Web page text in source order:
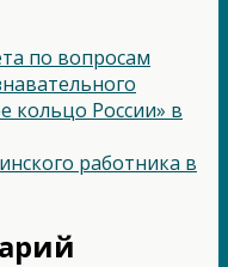
по вопросам
кольцо России» в
работника в